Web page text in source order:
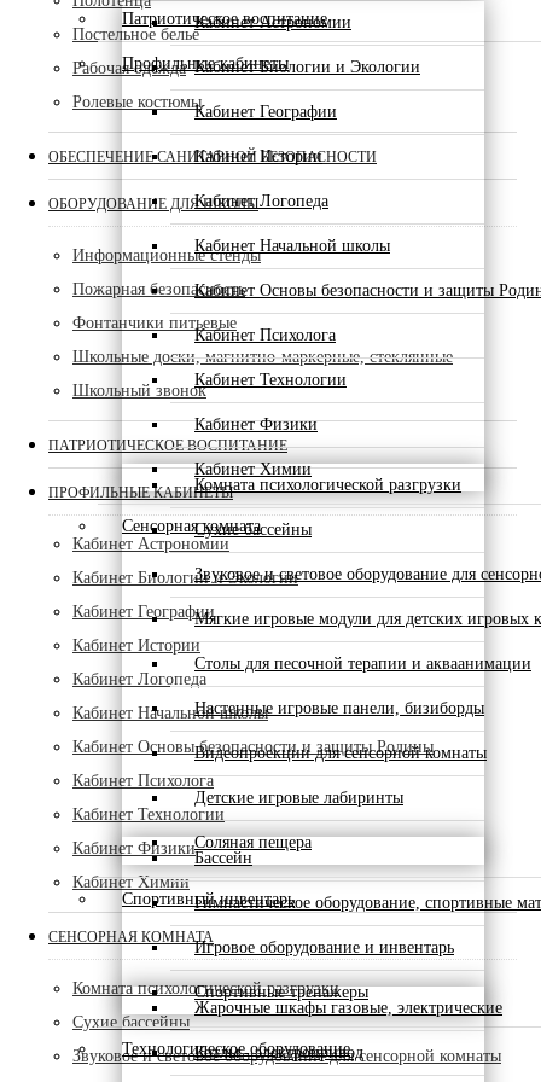
Патриотическое воспитание
Профильные кабинеты
Кабинет Астрономии
Кабинет Биологии и Экологии
Кабинет Географии
Кабинет Истории
Кабинет Логопеда
Кабинет Начальной школы
Кабинет Основы безопасности и защиты
Кабинет Психолога
Кабинет Технологии
Кабинет Физики
Кабинет Химии
Сенсорная комната
Комната психологической разгрузки
Сухие бассейны
Звуковое и световое оборудование для
Мягкие игровые модули для детских игровых
Столы для песочной терапии и акваанимации
Настенные игровые панели, бизиборды
Видеопроекции для сенсорной комнаты
Детские игровые лабиринты
Соляная пещера
Спортивный инвентарь
Бассейн
Гимнастическое оборудование, спортивные
Игровое оборудование и инвентарь
Спортивные тренажеры
Технологическое оборудование
Жарочные шкафы газовые, электрические
Котлы - электропривод
Постельное белье
Рабочая одежда
Ролевые костюмы
ОБЕСПЕЧЕНИЕ САНИТАРНОЙ БЕЗОПАСНОСТИ
ОБОРУДОВАНИЕ ДЛЯ ШКОЛЫ
Информационные стенды
Пожарная безопасность
Фонтанчики питьевые
Школьные доски, магнитно-маркерные, стеклянные
Школьный звонок
ПАТРИОТИЧЕСКОЕ ВОСПИТАНИЕ
ПРОФИЛЬНЫЕ КАБИНЕТЫ
Кабинет Астрономии
Кабинет Биологии и Экологии
Кабинет Географии
Кабинет Истории
Кабинет Логопеда
Кабинет Начальной школы
Кабинет Основы безопасности и защиты Родины
Кабинет Психолога
Кабинет Технологии
Кабинет Физики
Кабинет Химии
СЕНСОРНАЯ КОМНАТА
Комната психологической разгрузки
Сухие бассейны
Звуковое и световое оборудование для сенсорной комнаты